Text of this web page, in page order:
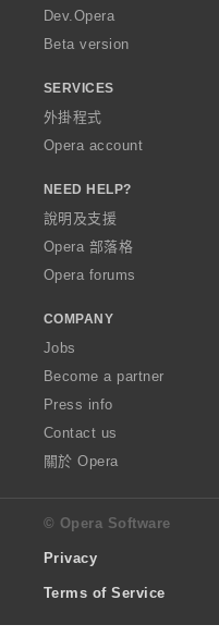
a
Dev.Opera
Beta version
SERVICES
外掛程式
Opera account
NEED HELP?
說明及支援
Opera 部落格
Opera forums
COMPANY
Jobs
Become a partner
Press info
Contact us
關於 Opera
© Opera Software
Privacy
Terms of Service